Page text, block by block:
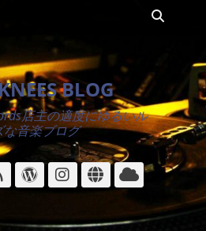
索
BLOG
店主の適度にゆるいル
な音楽ブログ
ィ
ド
WordPress
Instagram
サ
イ
ク
ラ
ウ
ド